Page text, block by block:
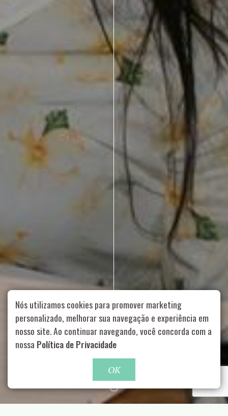
Rua Aurélia, 1714 – Vila Romana, São Paulo – SP | 55 11
99178-5848 | contato@nucleofood.com
Role para continar
Nós utilizamos cookies para promover marketing
personalizado, melhorar sua navegação e experiência em
nosso site. Ao continuar navegando, você concorda com a
nossa Política de Privacidade
OK